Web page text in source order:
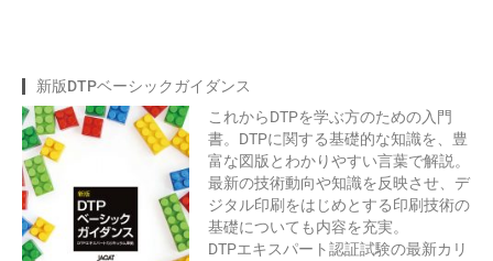
新版DTPベーシックガイダンス
これからDTPを学ぶ方のための入門
書。DTPに関する基礎的な知識を、豊
富な図版とわかりやすい言葉で解説。
最新の技術動向や知識を反映させ、デ
ジタル印刷をはじめとする印刷技術の
基礎についても内容を充実。
DTPエキスパート認証試験の最新カリ